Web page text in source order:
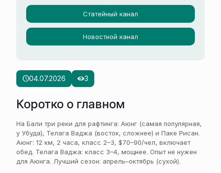
04.07.2026 3
Коротко о главном
На Бали три реки для рафтинга: Аюнг (самая популярная,
у Убуда), Телага Ваджа (восток, сложнее) и Паке Рисан.
Аюнг: 12 км, 2 часа, класс 2–3, $70–90/чел, включает
обед. Телага Ваджа: класс 3–4, мощнее. Опыт не нужен
для Аюнга. Лучший сезон: апрель–октябрь (сухой).
Статейный канал
Новостной канал